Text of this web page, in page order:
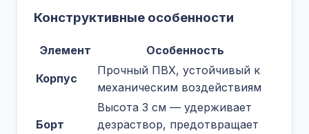
Конструктивные особенности
Элемент Особенность
Корпус
Прочный ПВХ, устойчивый к
механическим воздействиям
Борт
Высота 3 см — удерживает
дезраствор, предотвращает